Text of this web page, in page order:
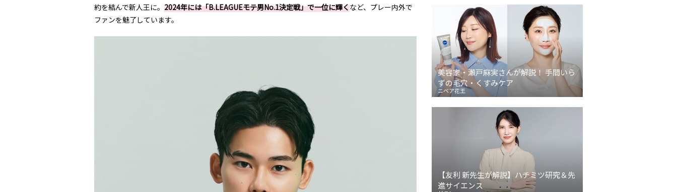
約を結んで新人王に。 2024年には「B.LEAGUEモテ男No.1決定戦」で一位に輝くなど、プレー内外で
ファンを魅了しています。
美容家・瀬戸麻実さんが解説！ 手間いら
ずの毛穴・くすみケア
ニベア花王
【友利 新先生が解説】ハチミツ研究＆先
進サイエンス